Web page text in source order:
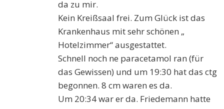
da zu mir.
Kein Kreißsaal frei. Zum Glück ist das
Krankenhaus mit sehr schönen „
Hotelzimmer“ ausgestattet.
Schnell noch ne paracetamol ran (für
das Gewissen) und um 19:30 hat das ctg
begonnen. 8 cm waren es da.
Um 20:34 war er da. Friedemann hatte